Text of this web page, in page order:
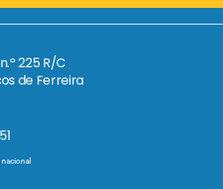
225 R/C
de Ferreira